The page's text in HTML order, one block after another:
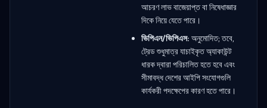
আচরণ লাভ বাজেয়াপ্ত বা নিষেধাজ্ঞার
দিকে নিয়ে যেতে পারে।
ভিপিএন/ভিপিএস: অনুমোদিত; তবে,
ট্রেড শুধুমাত্র যাচাইকৃত অ্যাকাউন্ট
ধারক দ্বারা পরিচালিত হতে হবে এবং
সীমাবদ্ধ দেশের আইপি সংযোগগুলি
কার্যকরী পদক্ষেপের কারণ হতে পারে।